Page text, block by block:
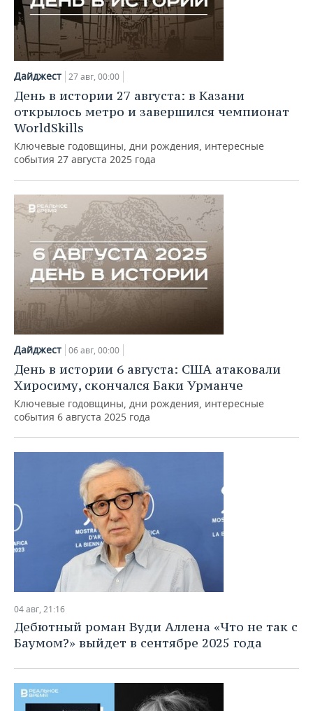
Дайджест 27 авг, 00:00
День в истории 27 августа: в Казани
открылось метро и завершился чемпионат
WorldSkills
Ключевые годовщины, дни рождения, интересные
события 27 августа 2025 года
Дайджест 06 авг, 00:00
День в истории 6 августа: США атаковали
Хиросиму, скончался Баки Урманче
Ключевые годовщины, дни рождения, интересные
события 6 августа 2025 года
04 авг, 21:16
Дебютный роман Вуди Аллена «Что не так с
Баумом?» выйдет в сентябре 2025 года